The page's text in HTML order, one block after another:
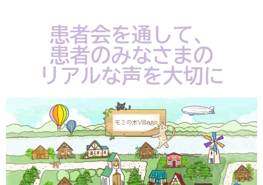
患者会を通して、
患者のみなさまの
リアルな声を大切に